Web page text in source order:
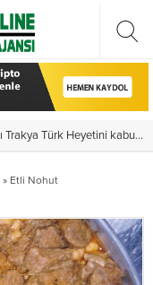
Türkiye Cumhurbaşkanı Erdoğan Batı Trakya Türk Heyetini kabul etti
» Etli Nohut